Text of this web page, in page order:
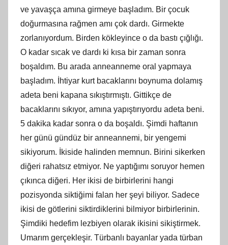
ve yavaşça amına girmeye başladım. Bir çocuk
doğurmasına rağmen amı çok dardı. Girmekte
zorlanıyordum. Birden kökleyince o da bastı çığlığı.
O kadar sıcak ve dardı ki kısa bir zaman sonra
boşaldım. Bu arada anneanneme oral yapmaya
başladım. İhtiyar kurt bacaklarını boynuma dolamış
adeta beni kapana sıkıştırmıştı. Gittikçe de
bacaklarını sıkıyor, amına yapıştırıyordu adeta beni.
5 dakika kadar sonra o da boşaldı. Şimdi haftanın
her günü gündüz bir anneannemi, bir yengemi
sikiyorum. İkiside halinden memnun. Birini sikerken
diğeri rahatsız etmiyor. Ne yaptığımı soruyor hemen
çıkınca diğeri. Her ikisi de birbirlerini hangi
pozisyonda siktiğimi falan her şeyi biliyor. Sadece
ikisi de götlerini siktirdiklerini bilmiyor birbirlerinin.
Şimdiki hedefim lezbiyen olarak ikisini sikiştirmek.
Umarım gerçekleşir. Türbanlı bayanlar yada türban